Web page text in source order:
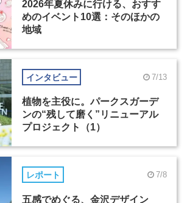
2026年夏休みに行ける、おすす
めのイベント10選：そのほかの
地域
インタビュー 7/13
植物を主役に。パークスガーデ
ンの“残して磨く”リニューアル
プロジェクト（1）
レポート 7/8
五感でめぐる、金沢デザイン